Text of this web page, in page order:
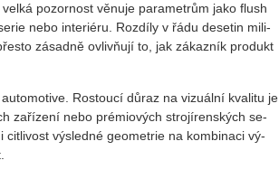
po­zor­nost vě­nu­je pa­ra­me­t­rům jako flush
nebo in­te­ri­é­ru. Roz­dí­ly v řádu de­se­tin mi­li­
zá­sad­ně ovlivňují to, jak zá­kaz­ník pro­dukt
Ros­tou­cí důraz na vi­zu­ál­ní kva­li­tu je
za­ří­ze­ní nebo pré­mi­o­vých stro­jí­ren­ských se­
cit­li­vost vý­sled­né ge­o­me­t­rie na kom­bi­na­ci vý­